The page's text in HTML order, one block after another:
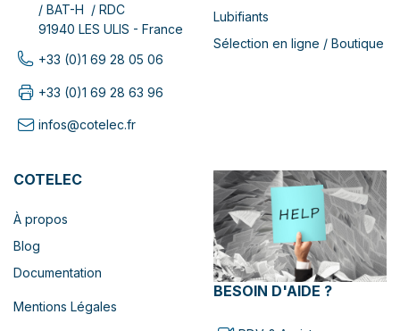
/ BAT-H / RDC
91940 LES ULIS - France
+33 (0)1 69 28 05 06
+33 (0)1 69 28 63 96
infos@cotelec.fr
Lubifiants
Sélection en ligne / Boutique
COTELEC
À propos
Blog
Documentation
Mentions Légales
BESOIN D'AIDE ?